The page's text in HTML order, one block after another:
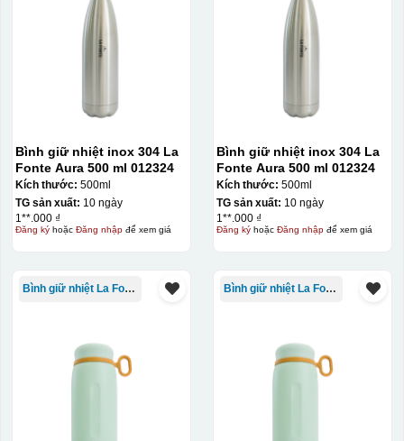
Bình giữ nhiệt inox 304 La
Fonte Aura 500 ml 012324
Kích thước: 500ml
TG sản xuất: 10 ngày
1**.000 ₫
Đăng kýhoặc Đăng nhậpđể xem giá
Bình giữ nhiệt inox 304 La
Fonte Aura 500 ml 012324
Kích thước: 500ml
TG sản xuất: 10 ngày
1**.000 ₫
Đăng kýhoặc Đăng nhậpđể xem giá
Bình giữ nhiệt La Fonte Bình giữ nhiệt La Fonte